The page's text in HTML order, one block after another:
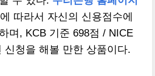
에 따라서 자신의 신용점수에
며, KCB 기준 698점 / NICE
신청을 해볼 만한 상품이다.